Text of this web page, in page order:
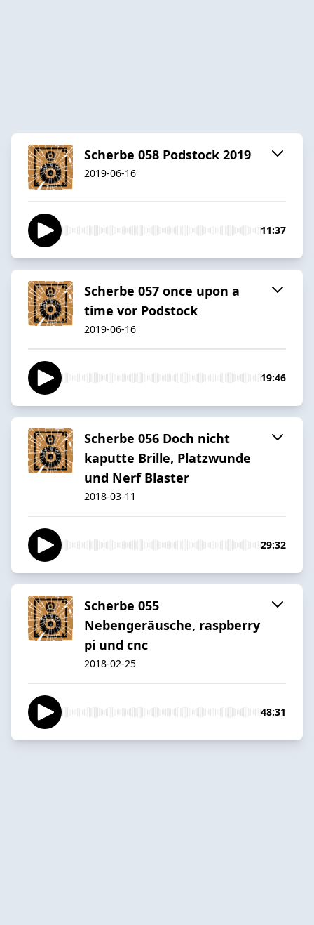
Scherbe 058 Podstock 2019
2019-06-16
11:37
Scherbe 057 once upon a
time vor Podstock
2019-06-16
19:46
Scherbe 056 Doch nicht
kaputte Brille, Platzwunde
und Nerf Blaster
2018-03-11
29:32
Scherbe 055
Nebengeräusche, raspberry
pi und cnc
2018-02-25
48:31